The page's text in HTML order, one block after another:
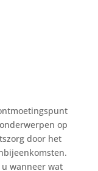
op
door het
wanneer wat